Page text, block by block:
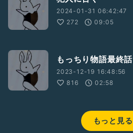
2024-01-31 06:42:47
272
09:05
もっちり物語最終話
2023-12-19 16:48:56
816
02:58
もっと見る